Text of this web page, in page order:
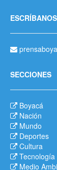
SECCIONES
Boyacá
Nación
Mundo
Deportes
Cultura
Tecnología
Medio